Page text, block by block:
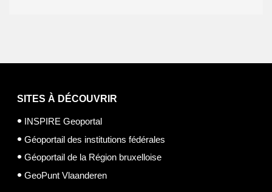
SITES À DÉCOUVRIR
INSPIRE Geoportal
Géoportail des institutions fédérales
Géoportail de la Région bruxelloise
GeoPunt Vlaanderen